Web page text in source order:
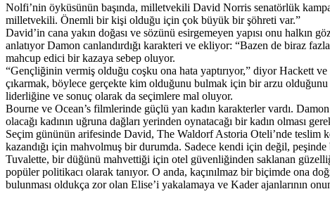
Nolfi’nin öyküsünün başında, milletvekili David Norris senatörlük
milletvekili. Önemli bir kişi olduğu için çok büyük bir şöhreti var.”
David’in cana yakın doğası ve sözünü esirgemeyen yapısı onu halkın
anlatıyor Damon canlandırdığı karakteri ve ekliyor: “Bazen de biraz
mahcup edici bir kazaya sebep oluyor.
“Gençliğinin vermiş olduğu coşku ona hata yaptırıyor,” diyor Hackett
çıkarmak, böylece gerçekte kim olduğunu bulmak için bir arzu olduğunu
liderliğine ve sonuç olarak da seçimlere mal oluyor.
Bourne ve Ocean’s filmlerinde güçlü yan kadın karakterler vardı.
olacağı kadının uğruna dağları yerinden oynatacağı bir kadın olması
Seçim gününün arifesinde David, The Waldorf Astoria Oteli’nde teslim
kazandığı için mahvolmuş bir durumda. Sadece kendi için değil,
Tuvalette, bir düğünü mahvettiği için otel güvenliğinden saklanan
popüler politikacı olarak tanıyor. O anda, kaçınılmaz bir biçimde ona
bulunması oldukça zor olan Elise’i yakalamaya ve Kader ajanlarının